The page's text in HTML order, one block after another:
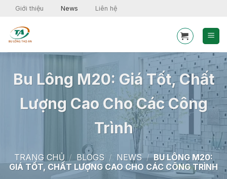
Skip
content
Giới thiệu News Liên hệ
Bu Lông M20: Giá Tốt, Chất
Lượng Cao Cho Các Công
Trình
TRANG CHỦ / BLOGS / NEWS / BU LÔNG M20:
GIÁ TỐT, CHẤT LƯỢNG CAO CHO CÁC CÔNG TRÌNH